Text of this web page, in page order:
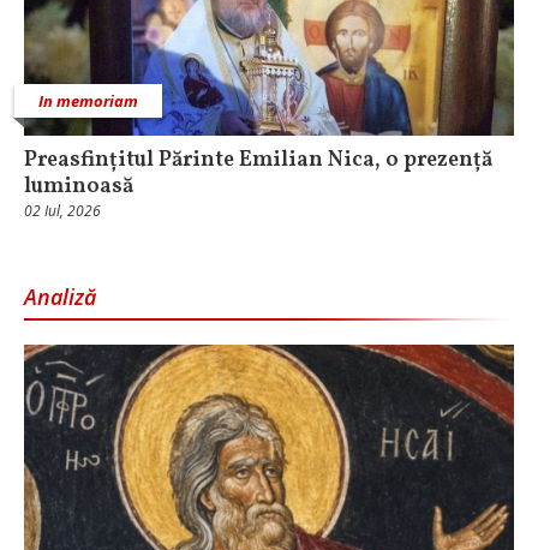
In memoriam
Preasfințitul Părinte Emilian Nica, o prezență
luminoasă
02 Iul, 2026
Analiză